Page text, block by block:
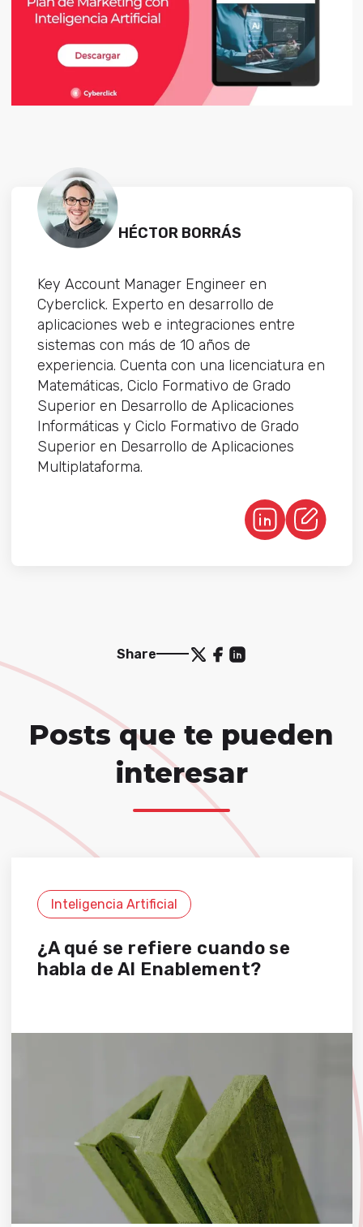
HÉCTOR BORRÁS
Key Account Manager Engineer en
Cyberclick. Experto en desarrollo de
aplicaciones web e integraciones entre
sistemas con más de 10 años de
experiencia. Cuenta con una licenciatura en
Matemáticas, Ciclo Formativo de Grado
Superior en Desarrollo de Aplicaciones
Informáticas y Ciclo Formativo de Grado
Superior en Desarrollo de Aplicaciones
Multiplataforma.
Share
Posts que te pueden
interesar
Inteligencia Artificial
¿A qué se refiere cuando se
habla de AI Enablement?